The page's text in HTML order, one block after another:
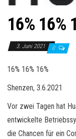
16% 16%
3. Juni 2021 0
16% 16% 16%
Shenzen, 3.6.2021
Vor zwei Tagen hat
entwickelte
die Chancen für ein